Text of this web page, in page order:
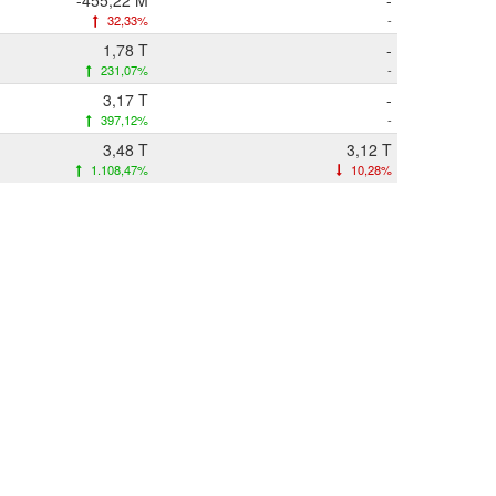
32,33% -
1,78 T
231,07%
-
-
3,17 T
397,12%
-
-
3,48 T
1.108,47%
3,12 T
10,28%